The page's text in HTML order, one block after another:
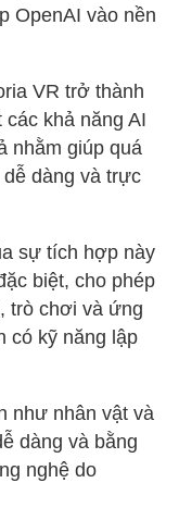
OpenAI vào nền
VR trở thành
khả năng AI
nhằm giúp quá
dàng và trực
sự tích hợp này
biệt, cho phép
trò chơi và ứng
có kỹ năng lập
như nhân vật và
dàng và bằng
nghệ do